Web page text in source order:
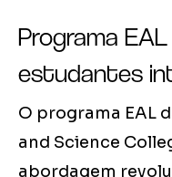
Programa
estudantes
O programa EAL
and Science
abordagem